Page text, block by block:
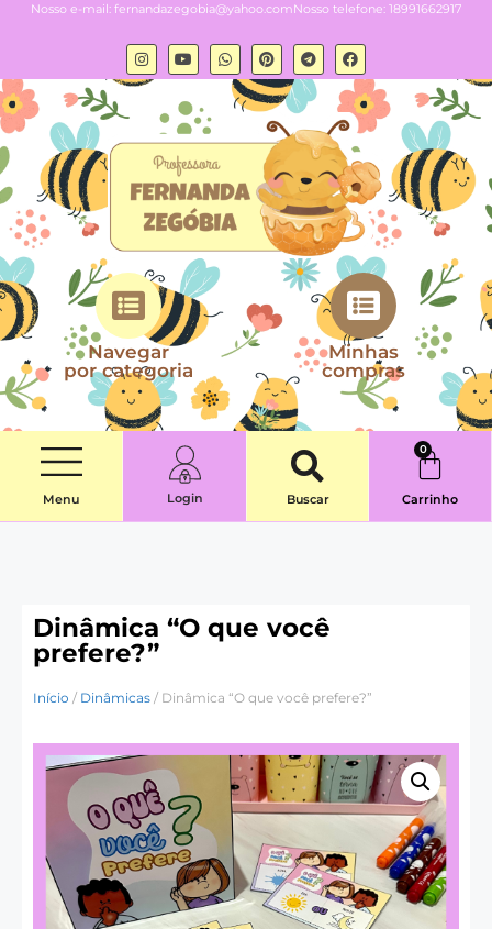
Nosso e-mail: fernandazegobia@yahoo.comNosso telefone: 18991662917
Navegar
por categoria
Minhas
compras
Menu Login Buscar
0
Carrinho
Dinâmica “O que você
prefere?”
Início / Dinâmicas / Dinâmica “O que você prefere?”